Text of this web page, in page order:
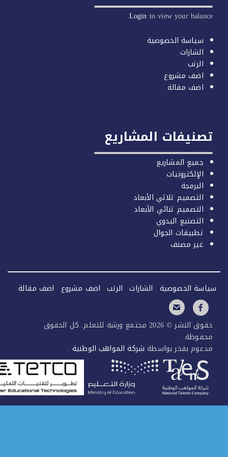
Loginto view your
سياسة الخصوصية
الشارات
الرتب
اضف مشروع
اضف مقالة
المشاريع
جميع المشاريع
الإلكترونيات
البرمجة
التصميم ثلاثي الأبعاد
التصميم ثنائي الأبعاد
التصنيع اليدوي
تطبيقات الجوال
غير مصنف
الخصوصية الشارات الرتب اضف مشروع اضف مقالة
حقوق النشر © 2026 مجتمع ورشة للتعلم. كل الحقوق
بفخر بواسطةشركة المواهب الوطنية.